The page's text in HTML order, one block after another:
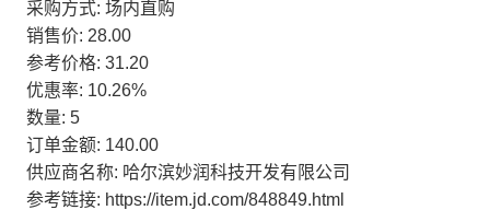
采购方式: 场内直购
销售价: 28.00
参考价格: 31.20
优惠率: 10.26%
数量: 5
订单金额: 140.00
供应商名称: 哈尔滨妙润科技开发有限公司
参考链接: https://item.jd.com/848849.html